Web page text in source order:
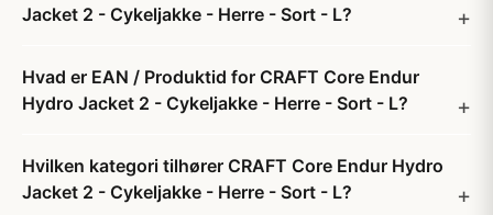
Jacket 2 - Cykeljakke - Herre - Sort - L?
Hvad er EAN / Produktid for CRAFT Core Endur
Hydro Jacket 2 - Cykeljakke - Herre - Sort - L?
Hvilken kategori tilhører CRAFT Core Endur Hydro
Jacket 2 - Cykeljakke - Herre - Sort - L?